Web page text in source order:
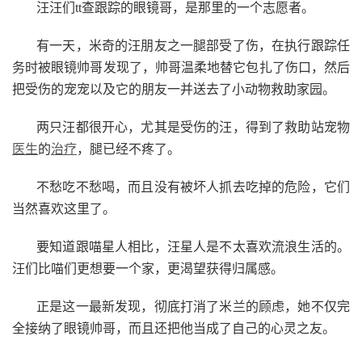
汪汪们tt查跟踪的眼镜哥，是那里的一个志愿者。
有一天，米奇的汪朋友之一腿部受了伤，在执行跟踪任
务时被眼镜帅哥发现了，帅哥温柔地替它包扎了伤口，然后
把受伤的宠宠以及它的朋友一并送去了小动物救助家园。
两只汪都很开心，尤其是受伤的汪，得到了救助站宠物
医生的治疗，腿已经不疼了。
不愁吃不愁喝，而且没有被坏人抓去吃掉的危险，它们
当然喜欢这里了。
要知道跟喵星人相比，汪星人是不太喜欢流浪生活的。
汪们比喵们更想要一个家，更渴望获得归属感。
正是这一最新发现，彻底打消了米兰的顾虑，她不仅完
全接纳了眼镜帅哥，而且还把他当成了自己的心灵之友。